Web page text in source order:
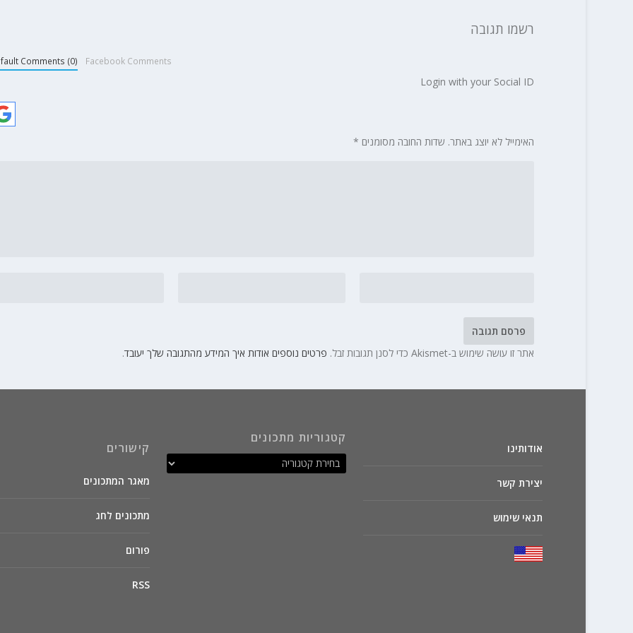
רשמו תגובה
Comments (0) Facebook Comments
Login with your Social ID
האימייל לא יוצג באתר. שדות החובה מסומנים *
אתר זו עושה שימוש ב-Akismet כדי לסנן תגובות זבל. פרטים נוספים אודות איך המידע מהתגובה שלך יעובד.
אודותינו
יצירת קשר
תנאי שימוש
קטגוריות מתכונים
קישורים
מאגר המתכונים
מתכונים לחג
פורום
RSS